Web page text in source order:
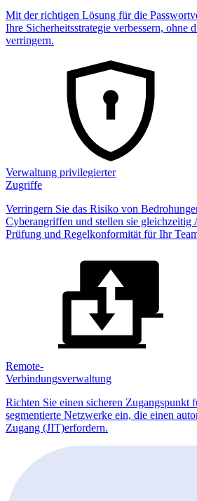
Mit der richtigen Lösung für die
Ihre Sicherheitsstrategie verbessern, ohne
verringern.
Verwaltung privilegierter
Zugriffe
Verringern Sie das Risiko von
Cyberangriffen und stellen sie gleichzeitig
Prüfung und Regelkonformität für Ihr
Remote-
Verbindungsverwaltung
Richten Sie einen sicheren Zugangspunkt
segmentierte Netzwerke ein, die einen
Zugang (JIT)erfordern.